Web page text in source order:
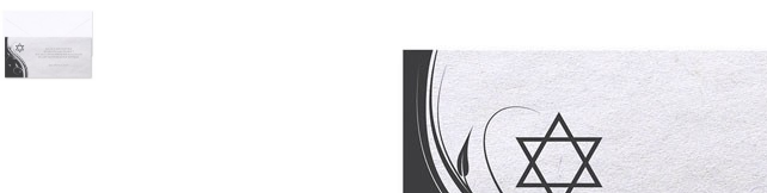
Mot de passe oublié ?
SE